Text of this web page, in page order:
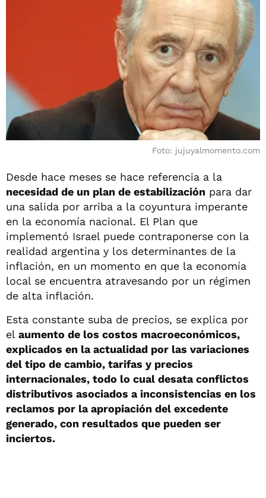
Foto: jujuyalmomento.com
Desde hace meses se hace referencia a la
necesidad de un plan de estabilización para dar
una salida por arriba a la coyuntura imperante
en la economía nacional. El Plan que
implementó Israel puede contraponerse con la
realidad argentina y los determinantes de la
inflación, en un momento en que la economía
local se encuentra atravesando por un régimen
de alta inflación.
Esta constante suba de precios, se explica por
el aumento de los costos macroeconómicos,
explicados en la actualidad por las variaciones
del tipo de cambio, tarifas y precios
internacionales, todo lo cual desata conflictos
distributivos asociados a inconsistencias en los
reclamos por la apropiación del excedente
generado, con resultados que pueden ser
inciertos.